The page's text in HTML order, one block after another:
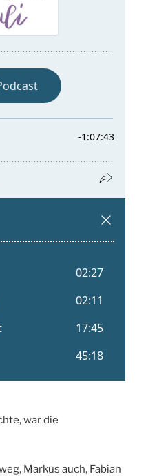
war die
Markus auch, Fabian